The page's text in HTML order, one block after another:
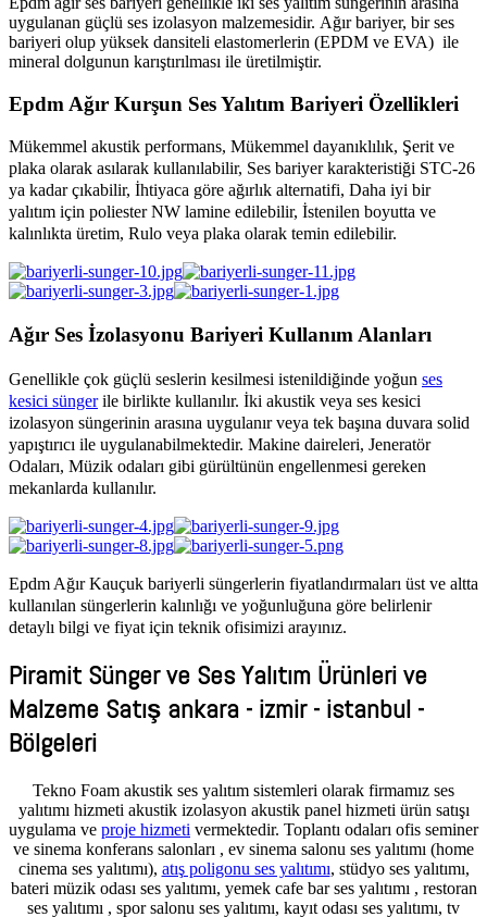
uygulanan güçlü ses izolasyon malzemesidir. Ağır bariyer, bir ses
bariyeri olup yüksek dansiteli elastomerlerin (EPDM ve EVA) ile
mineral dolgunun karıştırılması ile üretilmiştir.
Epdm Ağır Kurşun Ses Yalıtım Bariyeri Özellikleri
Mükemmel akustik performans, Mükemmel dayanıklılık, Şerit ve
plaka olarak asılarak kullanılabilir, Ses bariyer karakteristiği STC-26
ya kadar çıkabilir, İhtiyaca göre ağırlık alternatifi, Daha iyi bir
yalıtım için poliester NW lamine edilebilir, İstenilen boyutta ve
kalınlıkta üretim, Rulo veya plaka olarak temin edilebilir.
Ağır Ses İzolasyonu Bariyeri Kullanım Alanları
Genellikle çok güçlü seslerin kesilmesi istenildiğinde yoğun ses
kesici süngerile birlikte kullanılır. İki akustik veya ses kesici
izolasyon süngerinin arasına uygulanır veya tek başına duvara solid
yapıştırıcı ile uygulanabilmektedir. Makine daireleri, Jeneratör
Odaları, Müzik odaları gibi gürültünün engellenmesi gereken
mekanlarda kullanılır.
Epdm Ağır Kauçuk bariyerli süngerlerin fiyatlandırmaları üst ve altta
kullanılan süngerlerin kalınlığı ve yoğunluğuna göre belirlenir
detaylı bilgi ve fiyat için teknik ofisimizi arayınız.
AdmirorGallery 4.5.0 , author/sVasiljevski &Kekeljevic.
Piramit Sünger ve Ses Yalıtım Ürünleri ve
Malzeme Satış ankara - izmir - istanbul -
Bölgeleri
Tekno Foam akustik ses yalıtım sistemleri olarak firmamız ses
yalıtımı hizmeti akustik izolasyon akustik panel hizmeti ürün satışı
uygulama ve proje hizmeti vermektedir. Toplantı odaları ofis seminer
ve sinema konferans salonları , ev sinema salonu ses yalıtımı (home
cinema ses yalıtımı), atış poligonu ses yalıtımı, stüdyo ses yalıtımı,
bateri müzik odası ses yalıtımı, yemek cafe bar ses yalıtımı , restoran
ses yalıtımı , spor salonu ses yalıtımı, kayıt odası ses yalıtımı, tv